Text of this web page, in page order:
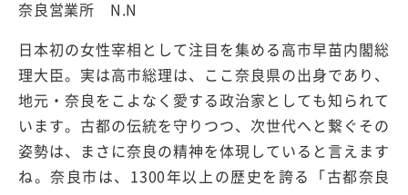
奈良営業所 N.N
日本初の女性宰相として注目を集める高市早苗内閣総
理大臣。実は高市総理は、ここ奈良県の出身であり、
地元・奈良をこよなく愛する政治家としても知られて
います。古都の伝統を守りつつ、次世代へと繋ぐその
姿勢は、まさに奈良の精神を体現していると言えます
ね。奈良市は、1300年以上の歴史を誇る「古都奈良